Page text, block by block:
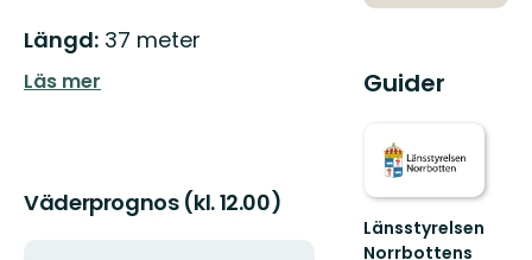
Längd: 37 meter
Läs mer
Väderprognos (kl. 12.00)
Guider
Länsstyrelsen
Norrbottens